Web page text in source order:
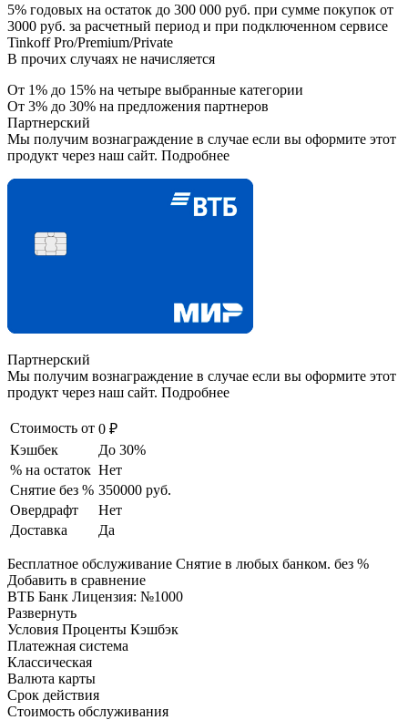
5% годовых на остаток до 300 000 руб. при сумме покупок от
3000 руб. за расчетный период и при подключенном сервисе
Tinkoff Pro/Premium/Private
В прочих случаях не начисляется
От 1% до 15% на четыре выбранные категории
От 3% до 30% на предложения партнеров
Партнерский
Мы получим вознаграждение в случае если вы оформите этот
продукт через наш сайт. Подробнее
Партнерский
Мы получим вознаграждение в случае если вы оформите этот
продукт через наш сайт. Подробнее
Стоимость от 0 ₽
Кэшбек
До 30%
% на остаток Нет
Снятие без % 350000 руб.
Овердрафт
Нет
Доставка
Да
Бесплатное обслуживание Снятие в любых банком. без %
Добавить в сравнение
ВТБ Банк Лицензия: №1000
Развернуть
Условия Проценты Кэшбэк
Платежная система
Классическая
Валюта карты
Срок действия
Стоимость обслуживания